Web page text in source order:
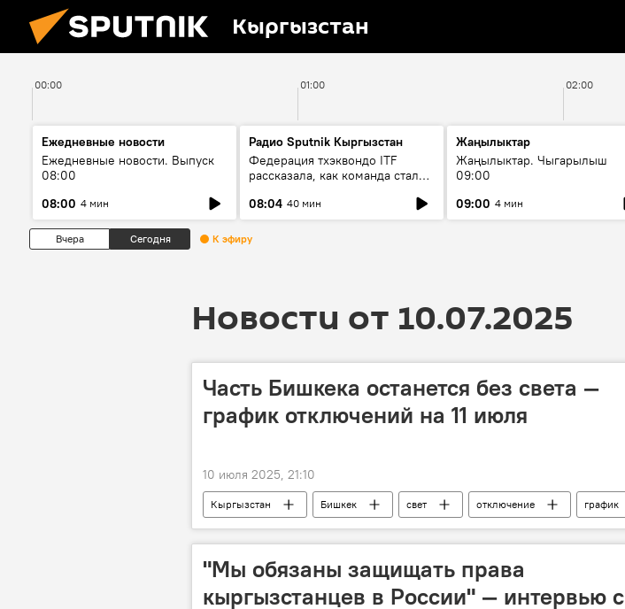
Кыргызстан
00:00 01:00 02:00
Ежедневные новости
Ежедневные новости. Выпуск
08:00
08:00 4 мин
Радио Sputnik Кыргызстан
Федерация тхэквондо ITF
рассказала, как команда стала
08:04 40 мин
Жаңылыктар
Жаңылыктар. Чыгарылыш
09:00
09:00 4 мин
Вчера Сегодня К эфиру
Новости от 10.07.2025
Часть Бишкека останется без света —
график отключений на 11 июля
10 июля 2025, 21:10
Кыргызстан Бишкек свет отключение график
"Мы обязаны защищать права
кыргызстанцев в России" — интервью с